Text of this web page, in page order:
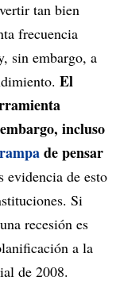
tan bien
frecuencia
sin embargo, a
El
incluso
de pensar
evidencia de esto
Si
recesión es
a la
de 2008.